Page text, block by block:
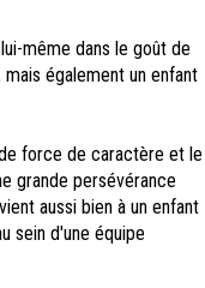
même dans le goût de
également un enfant
force de caractère et le
grande persévérance
aussi bien à un enfant
sein d'une équipe